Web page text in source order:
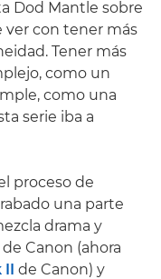
Dod Mantle sobre
ver con tener más
Tener más
como un
como una
serie iba a
proceso de
una parte
drama y
Canon (ahora
II de Canon) y